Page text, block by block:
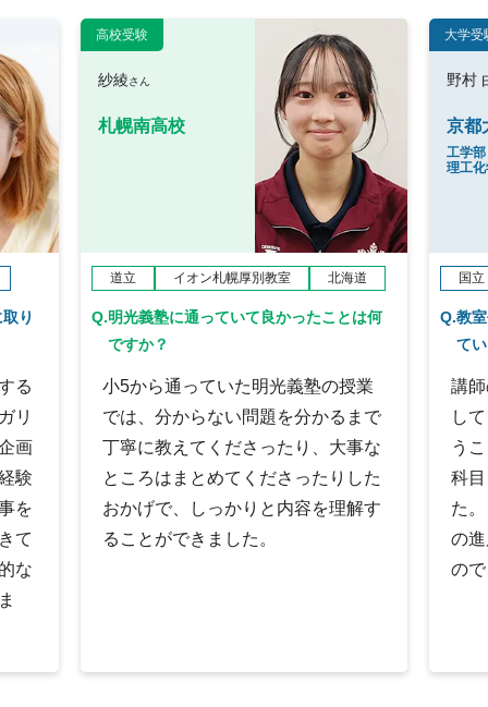
り
る
リ
画
験
を
て
な
高校受験
紗綾さん
札幌南高校
道立 イオン札幌厚別教室 北海道
Q.明光義塾に通っていて良かったことは何
ですか？
小5から通っていた明光義塾の授業
では、分からない問題を分かるまで
丁寧に教えてくださったり、大事な
ところはまとめてくださったりした
おかげで、しっかりと内容を理解す
ることができました。
大学受
野村
京都
工学部
理工
国立
Q.教
て
講
し
う
科
た
の
の